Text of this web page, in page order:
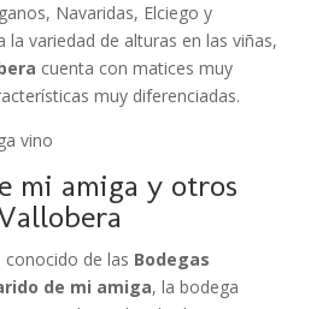
Navaridas, Elciego y
la variedad de alturas en las viñas,
cuenta con matices muy
muy diferenciadas.
mi amiga y otros
de las Bodegas
de mi amiga, la bodega